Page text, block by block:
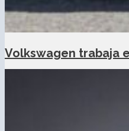
Volkswagen trabaja